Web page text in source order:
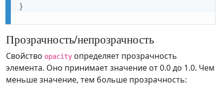
}
Прозрачность/непрозрачность
Свойство opacity определяет прозрачность
элемента. Оно принимает значение от 0.0 до 1.0. Чем
меньше значение, тем больше прозрачность: